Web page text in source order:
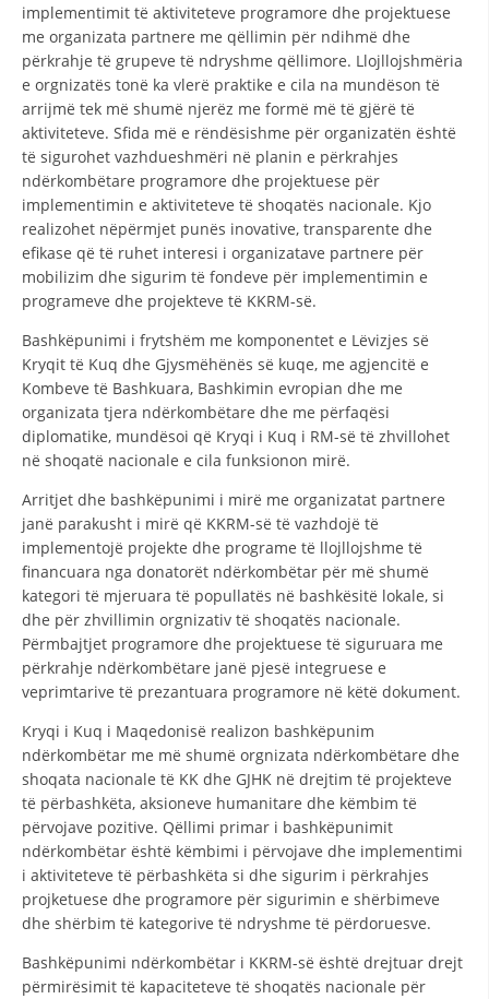
LIGJI I KRYQIT TË KUQ
STATUTI I KRYQIT TË KUQ
ORGANIZIMI DHE ZHVILLIMI
KUVENDI
STRUKTURA DHE STRUKTURA ORGANIZATIVE
DISEMINIMI
DREJTA NDERKOMBETARE HUMANITARE
PROMOVIMI I VLERAVE HUMANE
PËRDORIMIN DHE MBROJTJEN E STEMËS
SOCIALO-HUMANITARE
SI TË JEPNI DONACIONE
PËRGATITSHMËRI DHE VEPRIM GJATË KATASTROFAVE
EKIPE PËRGJIGJE DISASTER
STACIONIN E UJIT SHPËTIMIT – VODNO
EOK E CK
PROJEKTE
MARRDHËNJE ME PUBLIKUN
HULUMTIMI I OPINIONIT PUBLIK
MARRËVESHJE
implementimit të aktiviteteve programore dhe projektuese
me organizata partnere me qëllimin për ndihmë dhe
përkrahje të grupeve të ndryshme qëllimore. Llojllojshmëria
e orgnizatës tonë ka vlerë praktike e cila na mundëson të
arrijmë tek më shumë njerëz me formë më të gjërë të
aktiviteteve. Sfida më e rëndësishme për organizatën është
të sigurohet vazhdueshmëri në planin e përkrahjes
ndërkombëtare programore dhe projektuese për
implementimin e aktiviteteve të shoqatës nacionale. Kjo
realizohet nëpërmjet punës inovative, transparente dhe
efikase që të ruhet interesi i organizatave partnere për
mobilizim dhe sigurim të fondeve për implementimin e
programeve dhe projekteve të KKRM-së.
Bashkëpunimi i frytshëm me komponentet e Lëvizjes së
Kryqit të Kuq dhe Gjysmëhënës së kuqe, me agjencitë e
Kombeve të Bashkuara, Bashkimin evropian dhe me
organizata tjera ndërkombëtare dhe me përfaqësi
diplomatike, mundësoi që Kryqi i Kuq i RM-së të zhvillohet
në shoqatë nacionale e cila funksionon mirë.
Arritjet dhe bashkëpunimi i mirë me organizatat partnere
janë parakusht i mirë që KKRM-së të vazhdojë të
implementojë projekte dhe programe të llojllojshme të
financuara nga donatorët ndërkombëtar për më shumë
kategori të mjeruara të popullatës në bashkësitë lokale, si
dhe për zhvillimin orgnizativ të shoqatës nacionale.
Përmbajtjet programore dhe projektuese të siguruara me
përkrahje ndërkombëtare janë pjesë integruese e
veprimtarive të prezantuara programore në këtë dokument.
Kryqi i Kuq i Maqedonisë realizon bashkëpunim
ndërkombëtar me më shumë orgnizata ndërkombëtare dhe
shoqata nacionale të KK dhe GJHK në drejtim të projekteve
të përbashkëta, aksioneve humanitare dhe këmbim të
përvojave pozitive. Qëllimi primar i bashkëpunimit
ndërkombëtar është këmbimi i përvojave dhe implementimi
i aktiviteteve të përbashkëta si dhe sigurim i përkrahjes
projketuese dhe programore për sigurimin e shërbimeve
dhe shërbim të kategorive të ndryshme të përdoruesve.
Bashkëpunimi ndërkombëtar i KKRM-së është drejtuar drejt
përmirësimit të kapaciteteve të shoqatës nacionale për